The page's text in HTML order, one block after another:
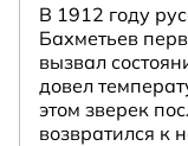
В 1912 году
Бахметьев
вызвал
довел
этом зверек
возвратился к